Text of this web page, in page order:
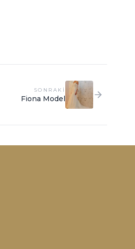
SONRAKI
Fiona Model